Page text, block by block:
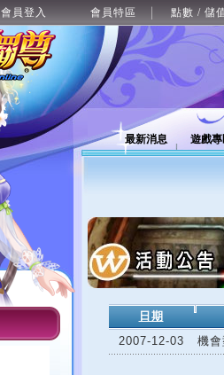
會員登入 會員特區 點數 / 儲
最新消息 遊戲
日期
2007-12-03
機